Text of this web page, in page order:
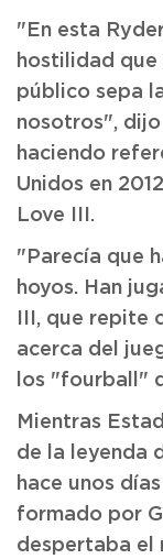
"En esta
hostilidad que
público sepa
nosotros",
haciendo
Unidos en
Love III.
"Parecía que
hoyos. Han
III, que repite
acerca del
los "fourball"
Mientras
de la leyenda
hace unos
formado por
despertaba el